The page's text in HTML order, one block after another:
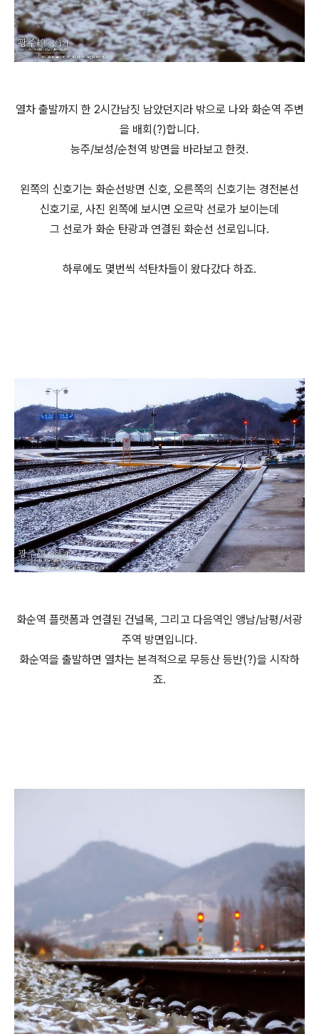
열차 출발까지 한 2시간남짓 남았던지라 밖으로 나와 화순역 주변
을 배회(?)합니다.
능주/보성/순천역 방면을 바라보고 한컷.
왼쪽의 신호기는 화순선방면 신호, 오른쪽의 신호기는 경전본선
신호기로, 사진 왼쪽에 보시면 오르막 선로가 보이는데
그 선로가 화순 탄광과 연결된 화순선 선로입니다.
하루에도 몇번씩 석탄차들이 왔다갔다 하죠.
화순역 플랫폼과 연결된 건널목, 그리고 다음역인 앵남/남평/서광
주역 방면입니다.
화순역을 출발하면 열차는 본격적으로 무등산 등반(?)을 시작하
죠.